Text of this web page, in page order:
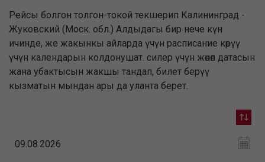
Рейсы болгон толгон-токой текшерип Калининград -
Жуковский (Моск. обл.) Алдыдагы бир нече күн
ичинде, же жакынкы айларда үчүн расписание көрүү
үчүн календарын колдонушат. силер үчүн жөнөп датасын
жана убактысын жакшы тандап, билет берүү
кызматын мындан ары да уланта берет.